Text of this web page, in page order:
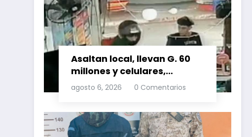
Asaltan local, llevan G. 60
millones y celulares,
recuperan dos celulares
mediante rastreo y
agosto 6, 2026 0 Comentarios